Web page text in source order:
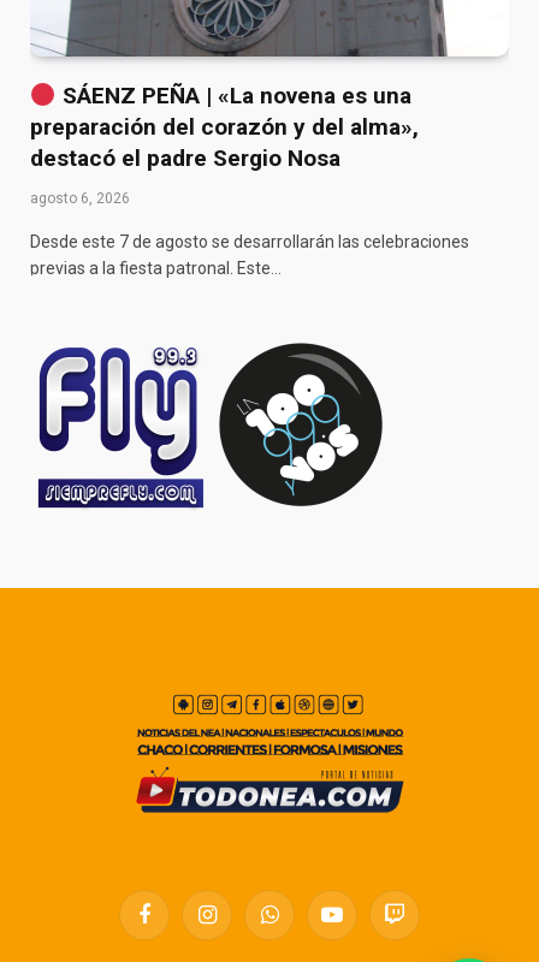
SÁENZ PEÑA | «La novena es una
preparación del corazón y del alma»,
destacó el padre Sergio Nosa
agosto 6, 2026
Desde este 7 de agosto se desarrollarán las celebraciones
previas a la fiesta patronal. Este…
FacebookInstagramWhatsAppYouTubeTwitch